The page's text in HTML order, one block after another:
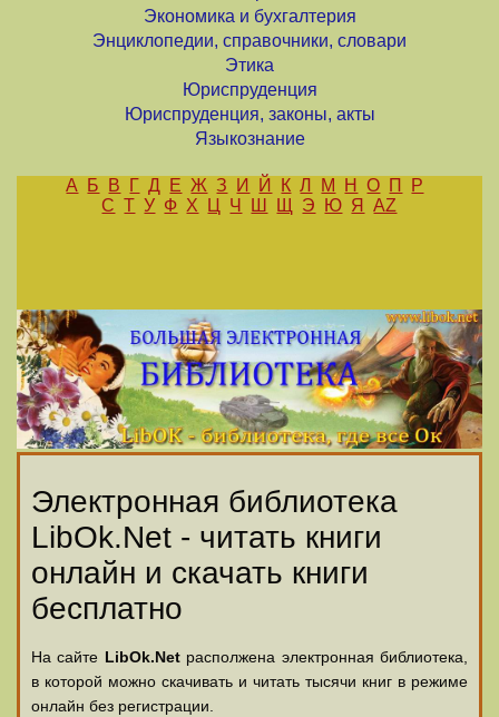
Экономика и бухгалтерия
Энциклопедии, справочники, словари
Этика
Юриспруденция
Юриспруденция, законы, акты
Языкознание
А Б В Г Д Е Ж З И Й К Л М Н О П
Р
С Т У Ф Х Ц Ч Ш Щ Э Ю Я AZ
Электронная библиотека
LibOk.Net - читать книги
онлайн и скачать книги
бесплатно
На сайте LibOk.Netрасполжена электронная библиотека,
в которой можно скачивать и читать тысячи книг в режиме
онлайн без регистрации.